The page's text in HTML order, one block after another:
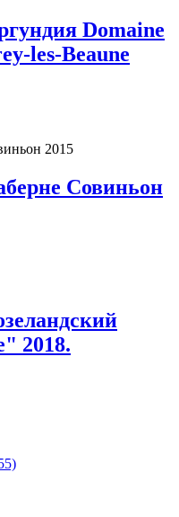
Domaine
les-Beaune
Совиньон
2018.